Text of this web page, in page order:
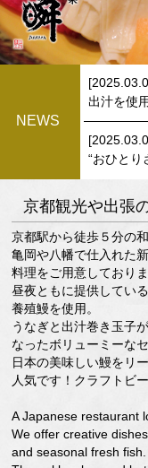
NEWS
出汁を使
“おひとり
京都観光や出張
京都駅から徒歩５分の
亀岡や八幡で仕入れた
料理をご用意しておりま
昼夜ともに提供してい
養殖鰻を使用。
うなぎと出汁巻き玉子
なったボリューミーなセ
日本の美味しい鰻をリ
人気です！クラフトビ
A Japanese restaurant
We offer creative
and seasonal fresh fish.